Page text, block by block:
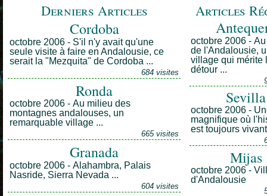
Derniers Articles
Cordoba
octobre 2006 - S'il n'y avait qu'une
seule visite à faire en Andalousie, ce
serait la "Mezquita" de Cordoba ...
684 visites
Ronda
octobre 2006 - Au milieu des
montagnes andalouses, un
remarquable village ...
665 visites
Granada
octobre 2006 - Alahambra, Palais
Nasride, Sierra Nevada ...
604 visites
Articles
octobre 2006 -
de l'Andalousie,
village qui mérite
détour ...
Sevilla
octobre 2006 -
magnifique où
est toujours
Mijas
octobre 2006 -
d'Andalousie